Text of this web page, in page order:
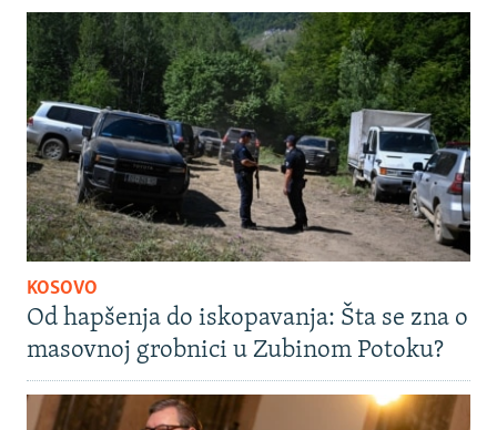
KOSOVO
Od hapšenja do iskopavanja: Šta se zna o
masovnoj grobnici u Zubinom Potoku?